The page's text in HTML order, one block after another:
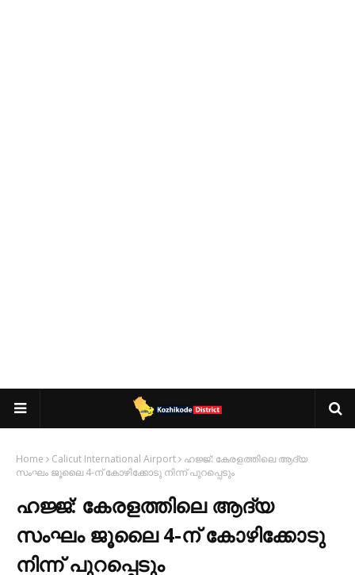
Home Calicut International Airport
ഹജ്ജ്: കേരളത്തിലെ ആദ്യ
സംഘം ജൂലൈ 4-ന് കോഴിക്കോടു നിന്ന് പുറപ്പെടും
ഹജ്ജ്: കേരളത്തിലെ ആദ്യ
സംഘം ജൂലൈ 4-ന് കോഴിക്കോടു
നിന്ന് പുറപ്പെടും